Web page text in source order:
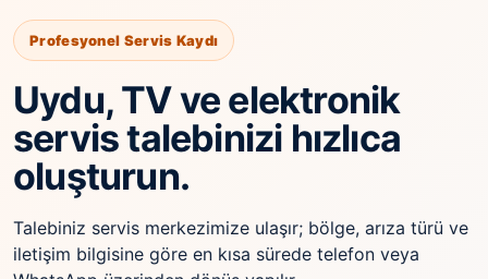
Profesyonel Servis Kaydı
Uydu, TV ve elektronik
servis talebinizi hızlıca
oluşturun.
Talebiniz servis merkezimize ulaşır; bölge, arıza türü ve
iletişim bilgisine göre en kısa sürede telefon veya